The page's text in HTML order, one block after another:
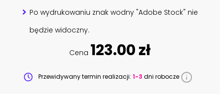
Po wydrukowaniu znak wodny "Adobe Stock" nie
będzie widoczny.
Cena 123.00 zł
Przewidywany termin realizacji: 1-3 dni robocze